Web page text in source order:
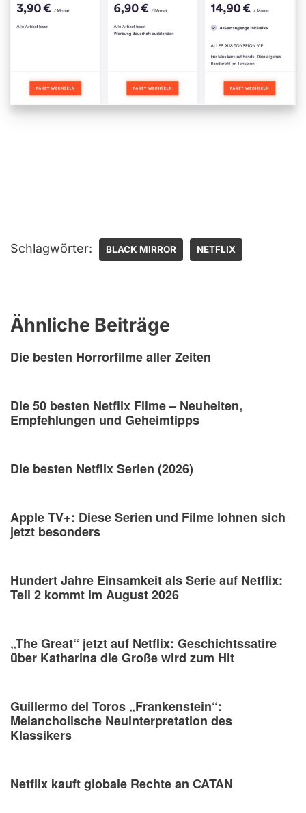
Schlagwörter: BLACK MIRROR NETFLIX
Ähnliche Beiträge
Die besten Horrorfilme aller Zeiten
Die 50 besten Netflix Filme – Neuheiten,
Empfehlungen und Geheimtipps
Die besten Netflix Serien (2026)
Apple TV+: Diese Serien und Filme lohnen sich
jetzt besonders
Hundert Jahre Einsamkeit als Serie auf Netflix:
Teil 2 kommt im August 2026
„The Great“ jetzt auf Netflix: Geschichtssatire
über Katharina die Große wird zum Hit
Guillermo del Toros „Frankenstein“:
Melancholische Neuinterpretation des
Klassikers
Netflix kauft globale Rechte an CATAN